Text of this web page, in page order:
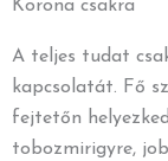
Korona csakra
A teljes tudat
kapcsolatát. Fő
fejtetőn
tobozmirigyre,